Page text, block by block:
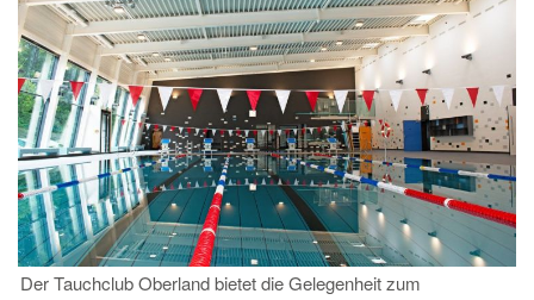
Der Tauchclub Oberland bietet die Gelegenheit zum